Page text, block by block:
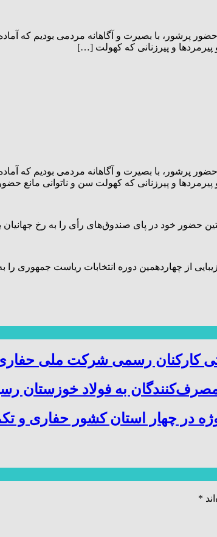
پرشور، با بصیرت و آگاهانه مردمی بودیم که
و پیرزنانی که کهولت […]
پرشور، با بصیرت و آگاهانه مردمی بودیم که
و پیرزنانی که کهولت سن و ناتوانی مانع
حضور خود در پای صندوق‌های رأی را به رخ جهانیان
از چهاردهمین دوره انتخابات ریاست جمهوری را
کارکنان رسمی شرکت ملی
به فولاد خوزستان
*